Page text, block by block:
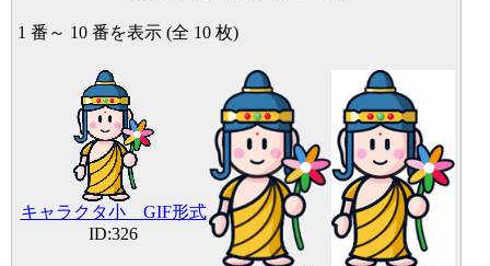
1 番～ 10 番を表示 (全 10 枚)
キャラクタ小 GIF形式
ID:326